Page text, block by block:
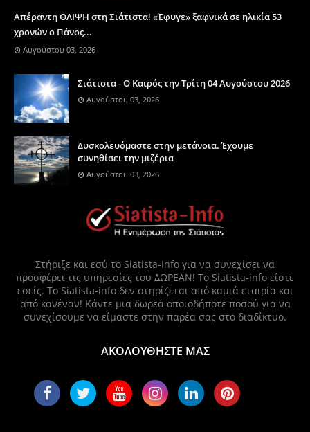
Απέραντη ΘΛΙΨΗ στη Σιάτιστα! «Έφυγε» ξαφνικά σε ηλικία 53
χρονών ο Πάνος...
Αυγούστου 03, 2026
Σιάτιστα - Ο Καιρός την Τρίτη 04 Αυγούστου 2026
Αυγούστου 03, 2026
Δυσκολευόμαστε στην μετάνοια. Έχουμε
συνηθίσει την μιζέρια
Αυγούστου 03, 2026
Στήριξε και εσύ το Siatista-Info για να συνεχίσει να
προσφέρει τις υπηρεσίες του ΔΩΡΕΑΝ! Το Siatista-info είστε
εσείς. Το Siatista-info δεν στηρίζεται από καμιά εταιρία και
από κανέναν! Κάντε μια δωρεά οποιοδήποτε ποσού για να
συνεχίσουμε να είμαστε στην παρέα σας στο διαδίκτυο.
ΑΚΟΛΟΥΘΗΣΤΕ ΜΑΣ